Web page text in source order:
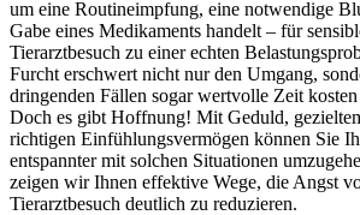
um eine Routineimpfung, eine notwendige
Gabe eines Medikaments handelt – für
Tierarztbesuch zu einer echten
Furcht erschwert nicht nur den Umgang,
dringenden Fällen sogar wertvolle Zeit
Doch es gibt Hoffnung! Mit Geduld,
richtigen Einfühlungsvermögen können Sie
entspannter mit solchen Situationen
zeigen wir Ihnen effektive Wege, die Angst
Tierarztbesuch deutlich zu reduzieren.